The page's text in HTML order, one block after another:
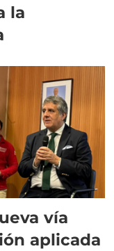
la
vía
aplicada